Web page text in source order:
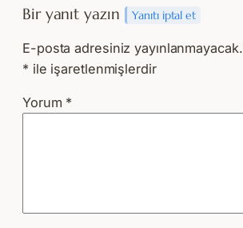
Bir yanıt yazın Yanıtı iptal et
E-posta adresiniz yayınlanmayacak.
* ile işaretlenmişlerdir
Yorum *